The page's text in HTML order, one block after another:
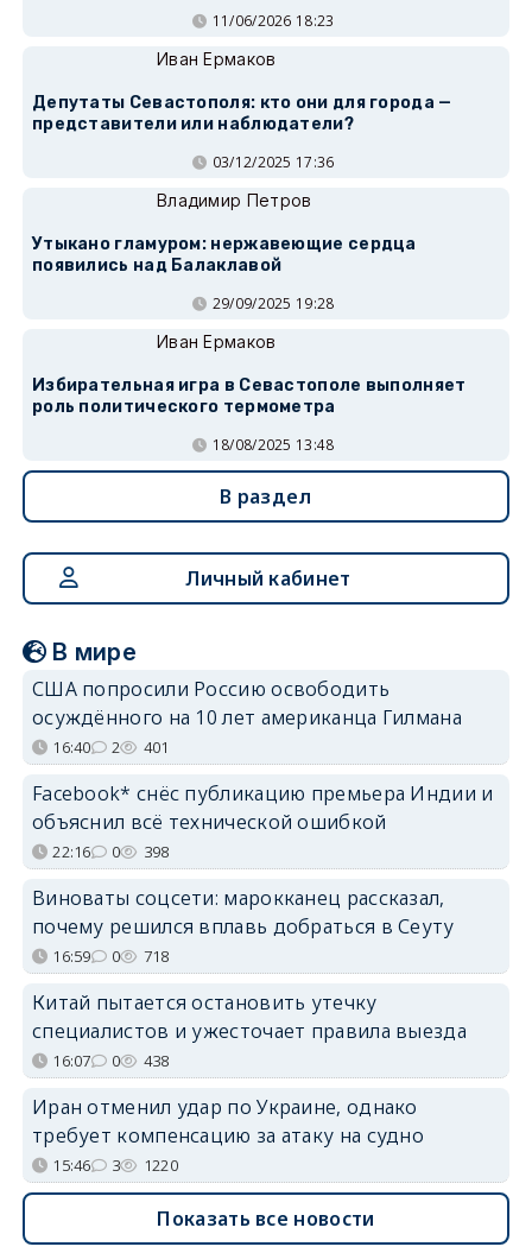
11/06/2026 18:23
Иван Ермаков
Депутаты Севастополя: кто они для города —
представители или наблюдатели?
03/12/2025 17:36
Владимир Петров
Утыкано гламуром: нержавеющие сердца
появились над Балаклавой
29/09/2025 19:28
Иван Ермаков
Избирательная игра в Севастополе выполняет
роль политического термометра
18/08/2025 13:48
В раздел
Личный кабинет
В мире
США попросили Россию освободить
осуждённого на 10 лет американца Гилмана
16:40 2 401
Facebook* снёс публикацию премьера Индии и
объяснил всё технической ошибкой
22:16 0 398
Виноваты соцсети: марокканец рассказал,
почему решился вплавь добраться в Сеуту
16:59 0 718
Китай пытается остановить утечку
специалистов и ужесточает правила выезда
16:07 0 438
Иран отменил удар по Украине, однако
требует компенсацию за атаку на судно
15:46 3 1220
Показать все новости